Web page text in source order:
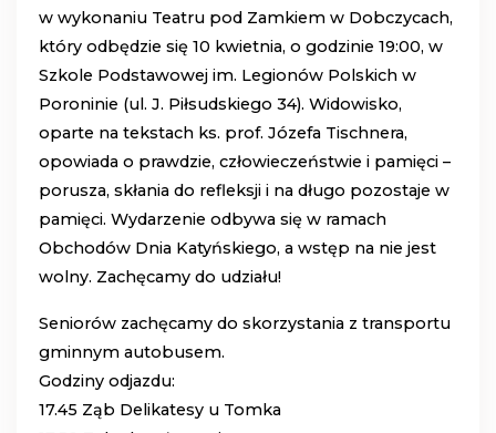
w wykonaniu Teatru pod Zamkiem w Dobczycach,
który odbędzie się 10 kwietnia, o godzinie 19:00, w
Szkole Podstawowej im. Legionów Polskich w
Poroninie (ul. J. Piłsudskiego 34). Widowisko,
oparte na tekstach ks. prof. Józefa Tischnera,
opowiada o prawdzie, człowieczeństwie i pamięci –
porusza, skłania do refleksji i na długo pozostaje w
pamięci. Wydarzenie odbywa się w ramach
Obchodów Dnia Katyńskiego, a wstęp na nie jest
wolny. Zachęcamy do udziału!
Seniorów zachęcamy do skorzystania z transportu
gminnym autobusem.
Godziny odjazdu:
17.45 Ząb Delikatesy u Tomka